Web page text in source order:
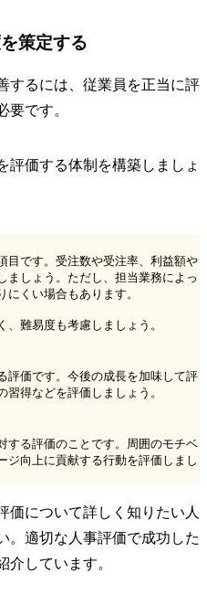
策定する
するには、従業員を正当に評
要です。
評価する体制を構築しましょ
目です。受注数や受注率、利益額や
ましょう。ただし、担当業務によっ
くい場合もあります。
難易度も考慮しましょう。
評価です。今後の成長を加味して評
得などを評価しましょう。
する評価のことです。周囲のモチベ
ジ向上に貢献する行動を評価しまし
価について詳しく知りたい人
。適切な人事評価で成功した
介しています。